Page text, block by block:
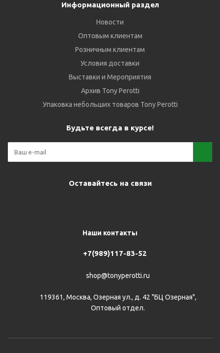
Информационный раздел
Новости
Оптовым клиентам
Розничным клиентам
Условия доставки
Выставки и Мероприятия
Архив Tony Perotti
Упаковка небольших товаров Tony Perotti
Будьте всегда в курсе!
Оставайтесь на связи
Наши контакты
+7(989)117-83-52
shop@tonyperotti.ru
119361, Москва, Озерная ул., д. 42 "БЦ Озерная",
Оптовый отдел.